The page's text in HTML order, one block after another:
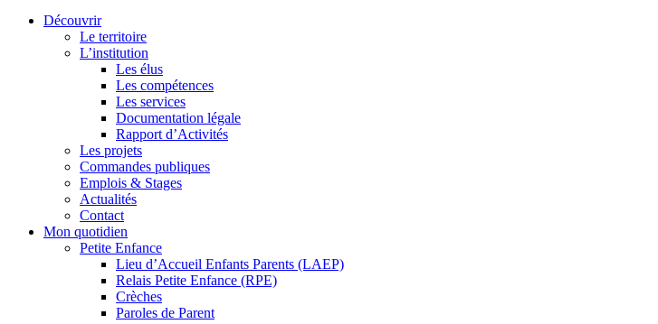
Découvrir
Le territoire
L’institution
Les élus
Les compétences
Les services
Documentation légale
Rapport d’Activités
Les projets
Commandes publiques
Emplois & Stages
Actualités
Contact
Mon quotidien
Petite Enfance
Lieu d’Accueil Enfants Parents (LAEP)
Relais Petite Enfance (RPE)
Crèches
Paroles de Parent